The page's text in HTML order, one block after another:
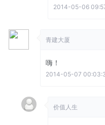
2014-05-06
青建大厦
嗨！
2014-05-07
价值人生